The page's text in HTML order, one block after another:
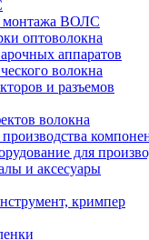
монтажа ВОЛС
оптоволокна
аппаратов
волокна
и разъемов
волокна
для
и аксесуары
кримпер